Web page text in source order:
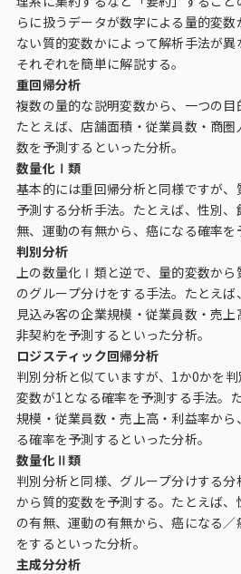
らに扱うデータが数字による量的変
ない質的変数かによって解析手法が異
それぞれを簡単に解説する。
重回帰分析
複数の量的な説明変数から、一つの目
たとえば、店舗面積・従業員数・商
数を予測するといった分析。
数量化Ⅰ類
基本的には重回帰分析と同様ですが
予測する分析手法。たとえば、性別
無、運動の有無から、癌になる確率を
判別分析
上の数量化Ⅰ類と逆で、量的変数か
のグループ分けをする手法。たとえ
見込み客の企業規模・従業員数・売
非契約を予測するといった分析。
ロジスティック回帰分析
判別分析と似ていますが、1か0かを
変数が1となる確率を予測する手法。
規模・従業員数・売上高・利益率か
る確率を予測するといった分析。
数量化Ⅱ類
判別分析と同様、グループ分けする
から質的変数を予測する。たとえば
の有無、運動の有無から、癌になる
をするといった分析。
主成分分析